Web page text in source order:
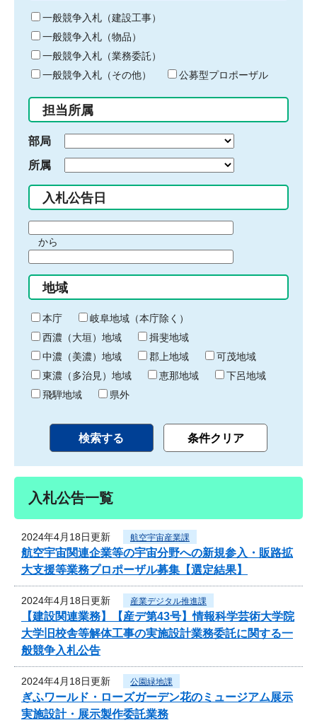
キ
ー
ワ
ー
ド
入
力
一般競争入札（建設工事）
一般競争入札（物品）
一般競争入札（業務委託）
一般競争入札（その他）
公募型プロポーザル
担当所属
部局
所属
入札公告日
間
始
り
から
間
終
わ
り
地域
本庁
岐阜地域（本庁除く）
西濃（大垣）地域
揖斐地域
中濃（美濃）地域
郡上地域
可茂地域
東濃（多治見）地域
恵那地域
下呂地域
飛騨地域
県外
入札公告一覧
2024年4月18日更新 航空宇宙産業課
航空宇宙関連企業等の宇宙分野への新規参入・販路拡
大支援等業務プロポーザル募集【選定結果】
2024年4月18日更新 産業デジタル推進課
【建設関連業務】【産デ第43号】情報科学芸術大学院
大学旧校舎等解体工事の実施設計業務委託に関する一
般競争入札公告
2024年4月18日更新 公園緑地課
ぎふワールド・ローズガーデン花のミュージアム展示
実施設計・展示製作委託業務